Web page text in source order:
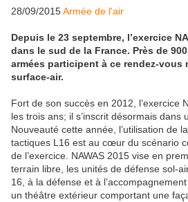
28/09/2015Armée de l'air
Depuis le 23 septembre, l’exercice
dans le sud de la France. Près de
armées participent à ce rendez-vous
surface-air.
Fort de son succès en 2012, l’exercice
les trois ans; il s’inscrit désormais dans
Nouveauté cette année, l’utilisation de
tactiques L16 est au cœur du scénario
de l’exercice. NAWAS 2015 vise en
terrain libre, les unités de défense sol-
16, à la défense et à
un théâtre extérieur comportant une